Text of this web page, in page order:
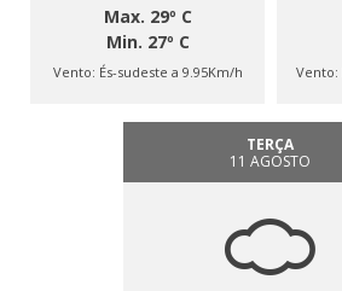
Max. 29º C
Min. 27º C
Vento: És-sudeste a 9.95Km/h Vento:
TERÇA
11 AGOSTO